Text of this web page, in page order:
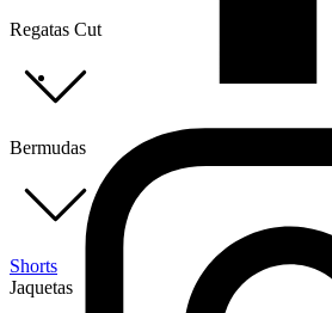
Regatas Cut
Bermudas
Shorts
Jaquetas